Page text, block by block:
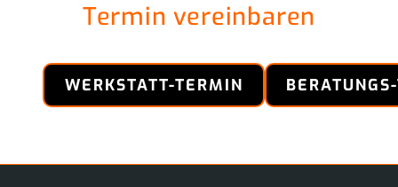
Termin vereinbaren
WERKSTATT-TERMIN